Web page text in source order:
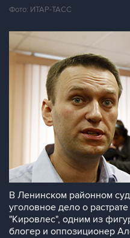
Фото: ИТАР-ТАСС
В Ленинском районном
уголовное дело о
"Кировлес", одним из
блогер и оппозиционер